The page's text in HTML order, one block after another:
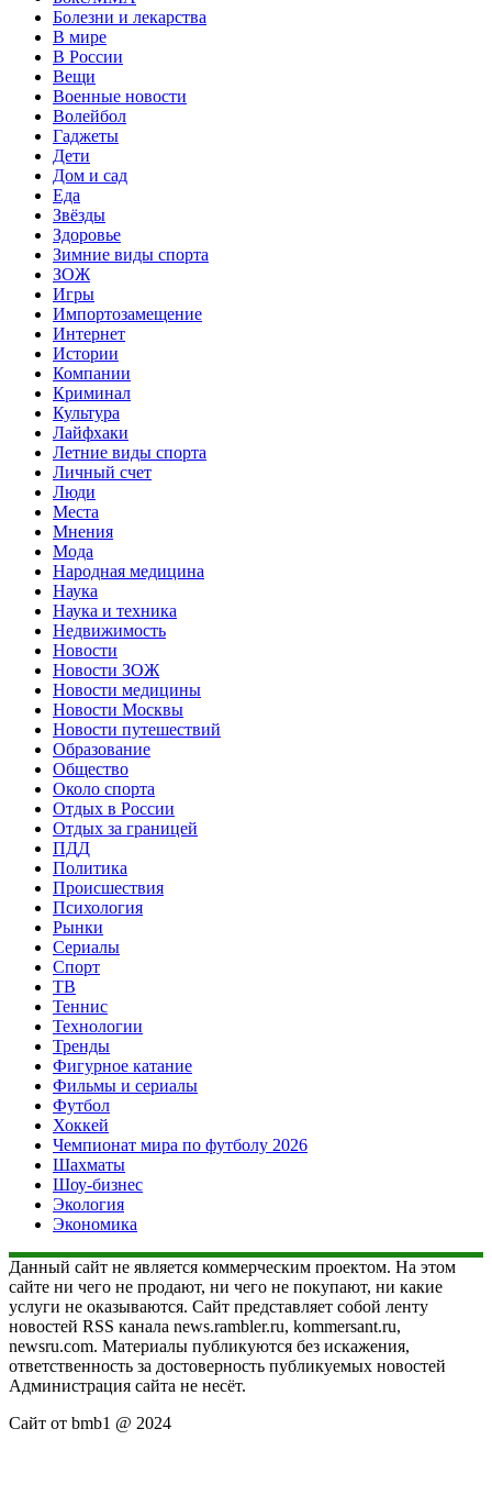
Болезни и лекарства
В мире
В России
Вещи
Военные новости
Волейбол
Гаджеты
Дети
Дом и сад
Еда
Звёзды
Здоровье
Зимние виды спорта
ЗОЖ
Игры
Импортозамещение
Интернет
Истории
Компании
Криминал
Культура
Лайфхаки
Летние виды спорта
Личный счет
Люди
Места
Мнения
Мода
Народная медицина
Наука
Наука и техника
Недвижимость
Новости
Новости ЗОЖ
Новости медицины
Новости Москвы
Новости путешествий
Образование
Общество
Около спорта
Отдых в России
Отдых за границей
ПДД
Политика
Происшествия
Психология
Рынки
Сериалы
Спорт
ТВ
Теннис
Технологии
Тренды
Фигурное катание
Фильмы и сериалы
Футбол
Хоккей
Чемпионат мира по футболу 2026
Шахматы
Шоу-бизнес
Экология
Экономика
Данный сайт не является коммерческим проектом. На этом
сайте ни чего не продают, ни чего не покупают, ни какие
услуги не оказываются. Сайт представляет собой ленту
новостей RSS канала news.rambler.ru, kommersant.ru,
newsru.com. Материалы публикуются без искажения,
ответственность за достоверность публикуемых новостей
Администрация сайта не несёт.
Сайт от bmb1 @ 2024